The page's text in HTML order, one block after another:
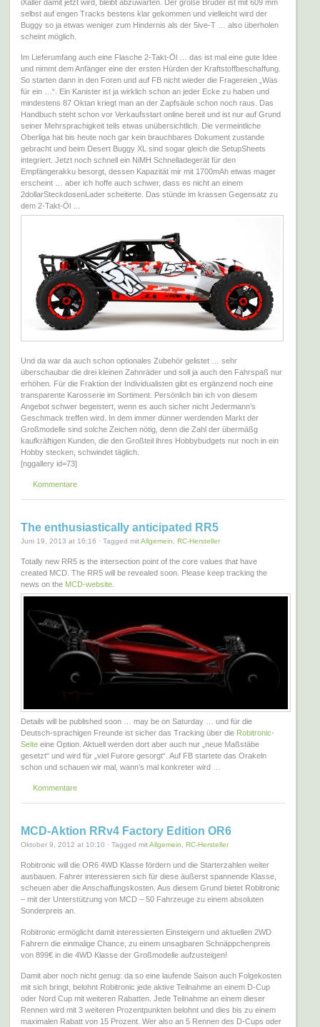
iXäller damit jetzt wird, bleibt abzuwarten. Der große Bruder ist mit 609 mm
selbst auf engen Tracks bestens klar gekommen und vielleicht wird der
Buggy so ja etwas weniger zum Hindernis als der 5ive-T … also überholen
scheint möglich.
Im Lieferumfang auch eine Flasche 2-Takt-Öl … das ist mal eine gute Idee
und nimmt dem Anfänger eine der ersten Hürden der Kraftstoffbeschaffung.
So starten dann in den Foren und auf FB nicht wieder die Fragereien „Was
für ein …“. Ein Kanister ist ja wirklich schon an jeder Ecke zu haben und
mindestens 87 Oktan kriegt man an der Zapfsäule schon noch raus. Das
Handbuch steht schon vor Verkaufsstart online bereit und ist nur auf Grund
seiner Mehrsprachigkeit teils etwas unübersichtlich. Die vermeintliche
Oberliga hat bis heute noch gar kein brauchbares Dokument zustande
gebracht und beim Desert Buggy XL sind sogar gleich die SetupSheets
integriert. Jetzt noch schnell ein NiMH Schnelladegerät für den
Empfängerakku besorgt, dessen Kapazität mir mit 1700mAh etwas mager
erscheint … aber ich hoffe auch schwer, dass es nicht an einem
2dollarSteckdosenLader scheiterte. Das stünde im krassen Gegensatz zu
dem 2-Takt-Öl …
Und da war da auch schon optionales Zubehör gelistet … sehr
überschaubar die drei kleinen Zahnräder und soll ja auch den Fahrspaß nur
erhöhen. Für die Fraktion der Individualisten gibt es ergänzend noch eine
transparente Karosserie im Sortiment. Persönlich bin ich von diesem
Angebot schwer begeistert, wenn es auch sicher nicht Jedermann’s
Geschmack treffen wird. In dem immer dünner werdenden Markt der
Großmodelle sind solche Zeichen nötig, denn die Zahl der übermäßg
kaufkräftigen Kunden, die den Großteil ihres Hobbybudgets nur noch in ein
Hobby stecken, schwindet täglich.
[nggallery id=73]
Kommentare
The enthusiastically anticipated RR5
Juni 19, 2013 at 16:16 · Tagged mitAllgemein RC-Hersteller
Totally new RR5 is the intersection point of the core values that have
created MCD. The RR5 will be revealed soon. Please keep tracking the
news on the MCD-website
Details will be published soon … may be on Saturday … und für die
Deutsch-sprachigen Freunde ist sicher das Tracking über die Robitronic-
Seite eine Option. Aktuell werden dort aber auch nur „neue Maßstäbe
gesetzt“ und wird für „viel Furore gesorgt“. Auf FB startete das Orakeln
schon und schauen wir mal, wann’s mal konkreter wird …
Kommentare
MCD-Aktion RRv4 Factory Edition OR6
Oktober 9, 2012 at 10:10 · Tagged mitAllgemein RC-Hersteller
Robitronic will die OR6 4WD Klasse fördern und die Starterzahlen weiter
ausbauen. Fahrer interessieren sich für diese äußerst spannende Klasse,
scheuen aber die Anschaffungskosten. Aus diesem Grund bietet Robitronic
– mit der Unterstützung von MCD – 50 Fahrzeuge zu einem absoluten
Sonderpreis an.
Robitronic ermöglicht damit interessierten Einsteigern und aktuellen 2WD
Fahrern die einmalige Chance, zu einem unsagbaren Schnäppchenpreis
von 899€ in die 4WD Klasse der Großmodelle aufzusteigen!
Damit aber noch nicht genug: da so eine laufende Saison auch Folgekosten
mit sich bringt, belohnt Robitronic jede aktive Teilnahme an einem D-Cup
oder Nord Cup mit weiteren Rabatten. Jede Teilnahme an einem dieser
Rennen wird mit 3 weiteren Prozentpunkten belohnt und dies bis zu einem
maximalen Rabatt von 15 Prozent. Wer also an 5 Rennen des D-Cups oder